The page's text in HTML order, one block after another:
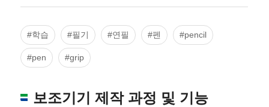
#학습 #필기 #연필 #펜 #pencil
#pen #grip
보조기기 제작 과정 및 기능